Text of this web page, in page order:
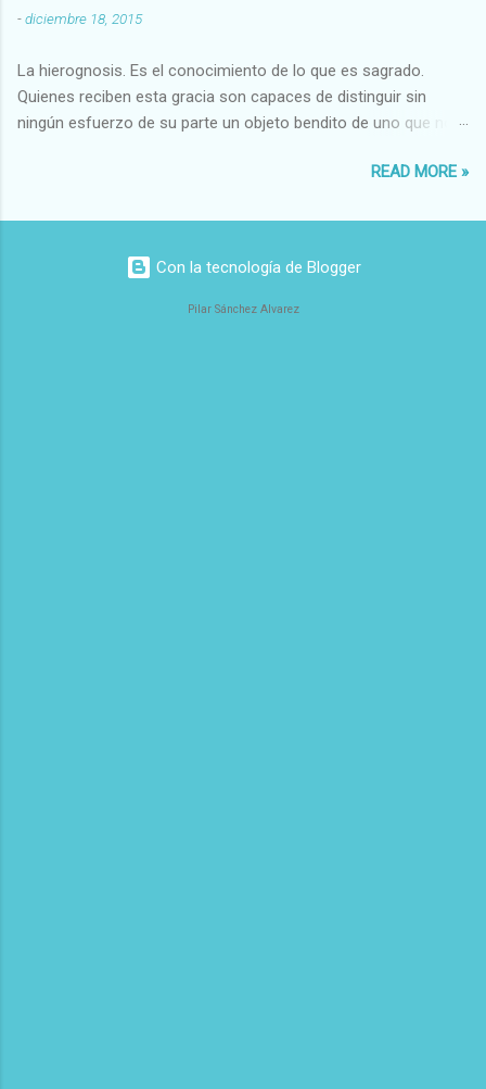
malvado Justo-Injusto Escrupuloso-Relajado Leal-Desleal,etc.
Armonioso-Inarmonioso 4 RELIGIOSOS Santo-Pr...
-diciembre 18, 2015
La hierognosis. Es el conocimiento de lo que es sagrado.
Quienes reciben esta gracia son capaces de distinguir sin
ningún esfuerzo de su parte un objeto bendito de uno que no
READ MORE »
Con la tecnología de Blogger
Pilar Sánchez Alvarez